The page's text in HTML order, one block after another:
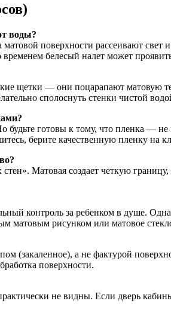
воды?
поверхности рассеивают свет
белесый налет может
щетки — они поцарапают матовую
сполоснуть стенки чистой
готовы к тому, что пленка — не
берите качественную пленку на
Матовая создает четкую границу,
контроль за ребенком в душе.
рисунком или матовое
(закаленное), а не фактурой
поверхности.
не видны. Если дверь кабины